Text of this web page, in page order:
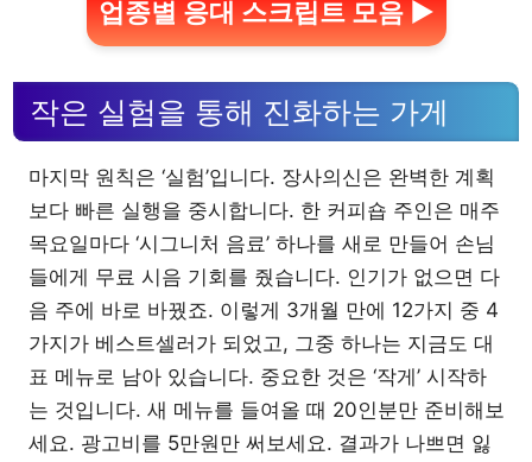
업종별 응대 스크립트 모음 ▶
작은 실험을 통해 진화하는 가게
마지막 원칙은 ‘실험’입니다. 장사의신은 완벽한 계획
보다 빠른 실행을 중시합니다. 한 커피숍 주인은 매주
목요일마다 ‘시그니처 음료’ 하나를 새로 만들어 손님
들에게 무료 시음 기회를 줬습니다. 인기가 없으면 다
음 주에 바로 바꿨죠. 이렇게 3개월 만에 12가지 중 4
가지가 베스트셀러가 되었고, 그중 하나는 지금도 대
표 메뉴로 남아 있습니다. 중요한 것은 ‘작게’ 시작하
는 것입니다. 새 메뉴를 들여올 때 20인분만 준비해보
세요. 광고비를 5만원만 써보세요. 결과가 나쁘면 잃